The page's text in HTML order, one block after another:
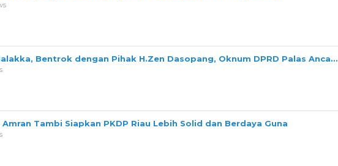
Bentrok dengan Pihak H.Zen Dasopang, Oknum DPRD Palas Anca…
Tambi Siapkan PKDP Riau Lebih Solid dan Berdaya Guna